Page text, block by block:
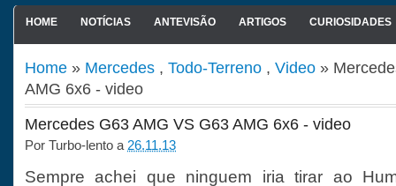
HOME NOTÍCIAS ANTEVISÃO ARTIGOS CURIOSIDADES
Home » Mercedes , Todo-Terreno , Video »
AMG 6x6 - video
Mercedes G63 AMG VS G63 AMG 6x6 - video
Por Turbo-lento a 26.11.13
Sempre achei que ninguem iria tirar ao